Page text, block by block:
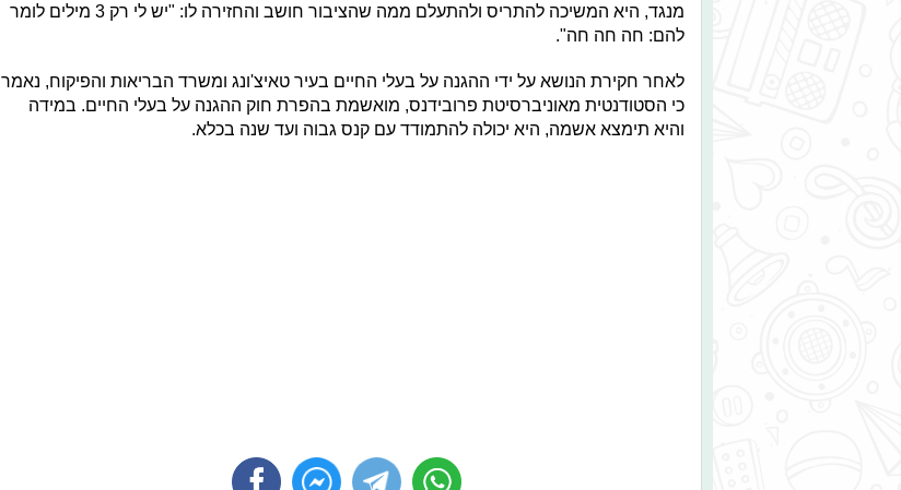
מנגד, היא המשיכה להתריס ולהתעלם ממה שהציבור חושב והחזירה לו: "יש לי רק 3 מילים לומר
להם: חה חה חה".
לאחר חקירת הנושא על ידי ההגנה על בעלי החיים בעיר טאיצ'ונג ומשרד הבריאות והפיקוח, נאמר
כי הסטודנטית מאוניברסיטת פרובידנס, מואשמת בהפרת חוק ההגנה על בעלי החיים. במידה
והיא תימצא אשמה, היא יכולה להתמודד עם קנס גבוה ועד שנה בכלא.